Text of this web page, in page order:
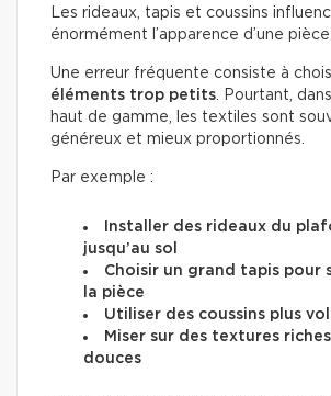
Les rideaux, tapis et coussins
énormément l’apparence d’une pièce.
Une erreur fréquente consiste à
éléments trop petits. Pourtant,
haut de gamme, les textiles sont
généreux et mieux proportionnés.
Par exemple :
Installer des rideaux du
jusqu’au sol
Choisir un grand tapis pour
la pièce
Utiliser des coussins plus
Miser sur des textures
douces